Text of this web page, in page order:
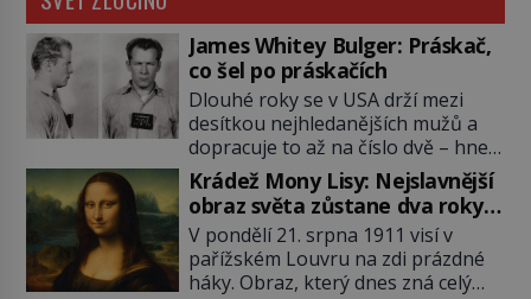
James Whitey Bulger: Práskač,
co šel po práskačích
Dlouhé roky se v USA drží mezi
desítkou nejhledanějších mužů a
dopracuje to až na číslo dvě – hned
po Usámovi bin Ládinovi (1957–
2011). To je James „Whitey“ Bulger
(1929–2018) viněný ze spoluúčasti
na 19 vraždách, vydírání a lichvy. A
samozřejmě, krom toho je ještě
drogový dealer, který neváhá
Krádež Mony Lisy: Nejslavnější
obraz světa zůstane dva roky
nezvěstný
V pondělí 21. srpna 1911 visí v
pařížském Louvru na zdi prázdné
háky. Obraz, který dnes zná celý